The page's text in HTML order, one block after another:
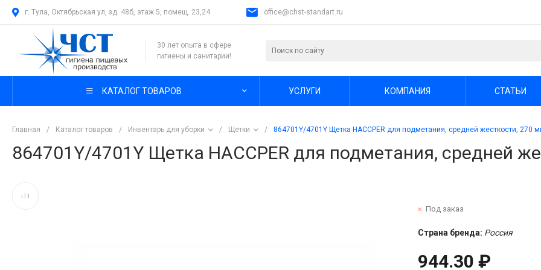
г. Тула, Октябрьская ул, зд. 48б, этаж 5, помещ. 23,24 office@chst-standart.ru
30 лет опыта в сфере
гигиены и санитарии!
КАТАЛОГ ТОВАРОВ УСЛУГИ КОМПАНИЯ СТАТЬИ
Главная / Каталог товаров / Инвентарь для уборки / Щетки / 864701Y/4701Y Щетка HACCPER для подметания, средней жесткости, 270
864701Y/4701Y Щетка HACCPER для подметания, средней
Под заказ
Страна бренда: Россия
944.30 ₽